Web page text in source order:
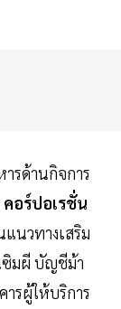
รด้านกิจการ
คอร์ปอเรชั่น
นวทางเสริม
ซิมผี บัญชีม้า
ารผู้ให้บริการ